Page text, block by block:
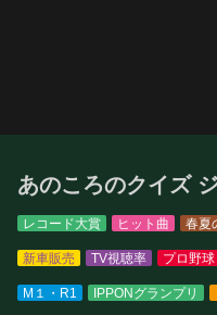
あのころのクイズ
レコード大賞 ヒット曲 春夏
新車販売 TV視聴率 プロ野球
M１・R1 IPPONグランプリ